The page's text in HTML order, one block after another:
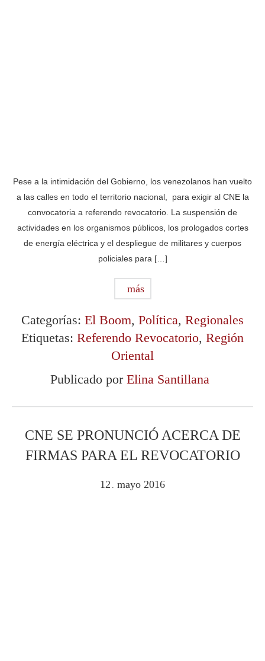
Pese a la intimidación del Gobierno, los venezolanos han vuelto
a las calles en todo el territorio nacional, para exigir al CNE la
convocatoria a referendo revocatorio. La suspensión de
actividades en los organismos públicos, los prologados cortes
de energía eléctrica y el despliegue de militares y cuerpos
policiales para […]
más
Categorías: El Boom, Política, Regionales
Etiquetas: Referendo Revocatorio, Región
Oriental
Publicado por Elina Santillana
CNE SE PRONUNCIÓ ACERCA DE
FIRMAS PARA EL REVOCATORIO
12 mayo 2016